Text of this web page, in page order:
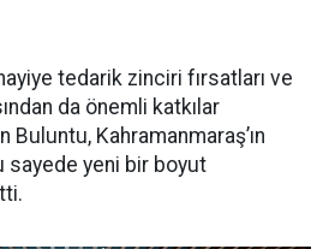
tedarik zinciri fırsatları ve
da önemli katkılar
Buluntu, Kahramanmaraş’ın
sayede yeni bir boyut